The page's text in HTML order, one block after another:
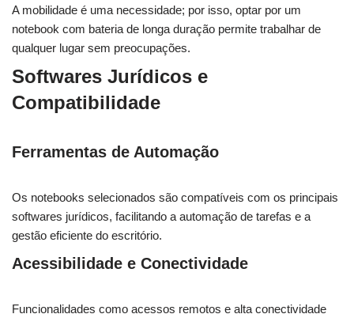
A mobilidade é uma necessidade; por isso, optar por um
notebook com bateria de longa duração permite trabalhar de
qualquer lugar sem preocupações.
Softwares Jurídicos e
Compatibilidade
Ferramentas de Automação
Os notebooks selecionados são compatíveis com os principais
softwares jurídicos, facilitando a automação de tarefas e a
gestão eficiente do escritório.
Acessibilidade e Conectividade
Funcionalidades como acessos remotos e alta conectividade